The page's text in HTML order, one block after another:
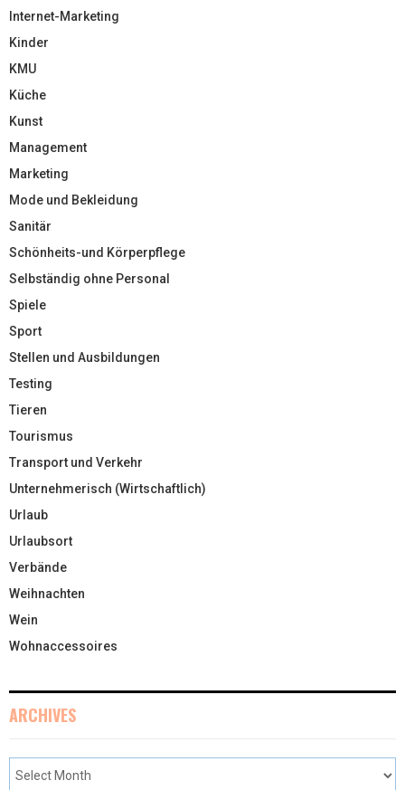
Internet-Marketing
Kinder
KMU
Küche
Kunst
Management
Marketing
Mode und Bekleidung
Sanitär
Schönheits-und Körperpflege
Selbständig ohne Personal
Spiele
Sport
Stellen und Ausbildungen
Testing
Tieren
Tourismus
Transport und Verkehr
Unternehmerisch (Wirtschaftlich)
Urlaub
Urlaubsort
Verbände
Weihnachten
Wein
Wohnaccessoires
ARCHIVES